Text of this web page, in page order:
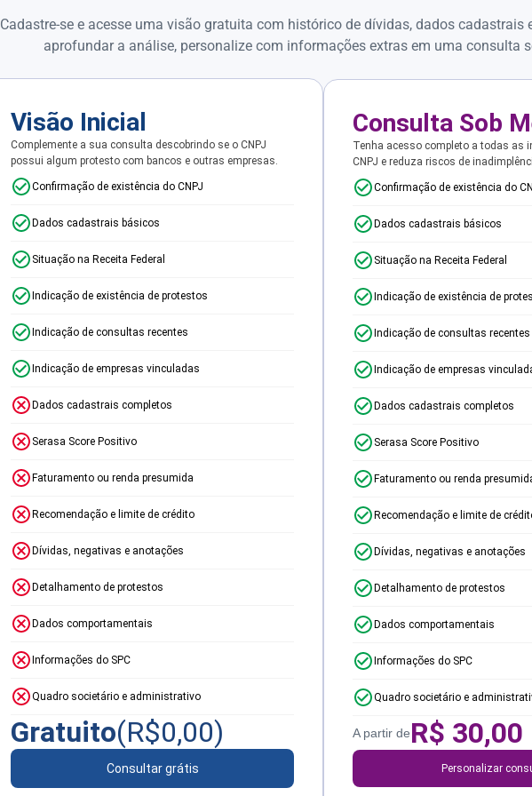
Cadastre-se e acesse uma visão gratuita com histórico de dívidas, dados cadastrais
aprofundar a análise, personalize com informações extras em uma consulta
Visão Inicial
Complemente a sua consulta descobrindo se o CNPJ
possui algum protesto com bancos e outras empresas.
Confirmação de existência do CNPJ
Dados cadastrais básicos
Situação na Receita Federal
Indicação de existência de protestos
Indicação de consultas recentes
Indicação de empresas vinculadas
Dados cadastrais completos
Serasa Score Positivo
Faturamento ou renda presumida
Recomendação e limite de crédito
Dívidas, negativas e anotações
Detalhamento de protestos
Dados comportamentais
Informações do SPC
Quadro societário e administrativo
Gratuito(R$0,00)
Consultar grátis
Consulta Sob
Tenha acesso completo a todas as
CNPJ e reduza riscos de
Confirmação de existência do
Dados cadastrais básicos
Situação na Receita Federal
Indicação de existência de
Indicação de consultas recentes
Indicação de empresas
Dados cadastrais completos
Serasa Score Positivo
Faturamento ou renda
Recomendação e limite de
Dívidas, negativas e anotações
Detalhamento de protestos
Dados comportamentais
Informações do SPC
Quadro societário e
A partir deR$ 30,00
Personalizar